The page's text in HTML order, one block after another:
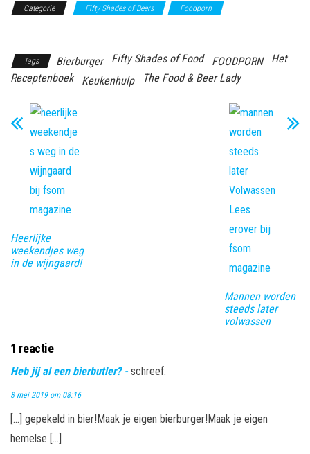
Categorie Fifty Shades of Beers Foodporn
Tags Bierburger Fifty Shades of Food FOODPORN
Het
Receptenboek
Keukenhulp The Food & Beer Lady
Heerlijke
weekendjes weg
in de wijngaard!
Mannen worden
steeds later
volwassen
1 reactie
Heb jij al een bierbutler? - schreef:
8 mei 2019 om 08:16
[…] gepekeld in bier!Maak je eigen bierburger!Maak je eigen
hemelse […]